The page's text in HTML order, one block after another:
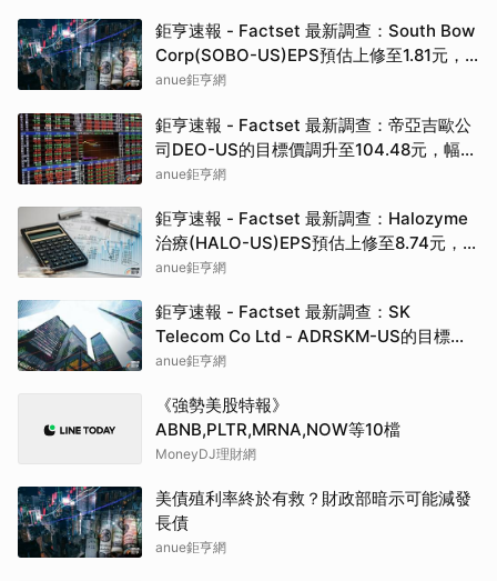
鉅亨速報 - Factset 最新調查：South Bow
Corp(SOBO-US)EPS預估上修至1.81元，
預估目標價為35.83元
anue鉅亨網
鉅亨速報 - Factset 最新調查：帝亞吉歐公
司DEO-US的目標價調升至104.48元，幅度
約3.43%
anue鉅亨網
鉅亨速報 - Factset 最新調查：Halozyme
治療(HALO-US)EPS預估上修至8.74元，預
估目標價為105.00元
anue鉅亨網
鉅亨速報 - Factset 最新調查：SK
Telecom Co Ltd - ADRSKM-US的目標價
調升至42.64元，幅度約3.73%
anue鉅亨網
《強勢美股特報》
ABNB,PLTR,MRNA,NOW等10檔
MoneyDJ理財網
美債殖利率終於有救？財政部暗示可能減發
長債
anue鉅亨網